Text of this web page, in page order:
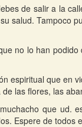
de salir a la
salud. Tampoco
no lo han
espiritual que en
las flores, las
que ud.
Espere de todos